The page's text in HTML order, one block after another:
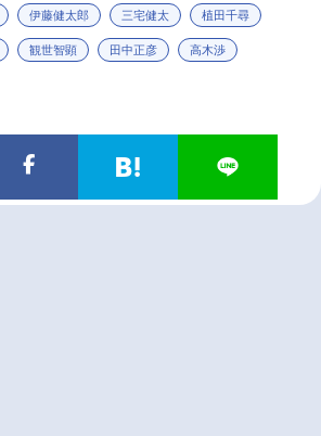
伊藤健太郎 三宅健太 植田千尋
観世智顕 田中正彦 高木渉